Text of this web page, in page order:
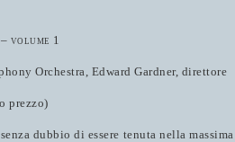
volume 1
Orchestra, Edward Gardner, direttore
prezzo)
dubbio di essere tenuta nella